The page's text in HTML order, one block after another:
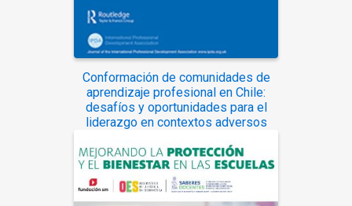
Conformación de comunidades de
aprendizaje profesional en Chile:
desafíos y oportunidades para el
liderazgo en contextos adversos